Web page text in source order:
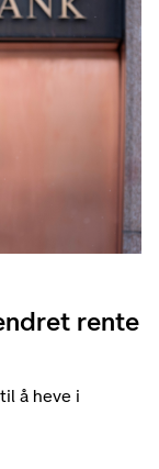
rente
å heve i